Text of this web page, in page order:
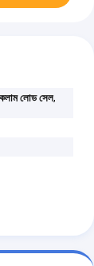
কলাম লোড সেল,